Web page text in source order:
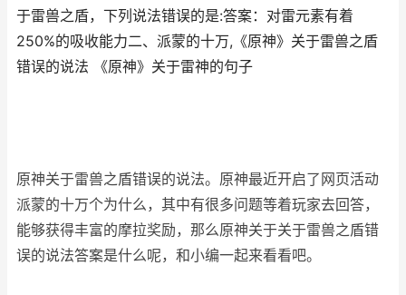
于雷兽之盾，下列说法错误的是:答案：对雷元素有着
250%的吸收能力二、派蒙的十万,《原神》关于雷兽之盾
错误的说法 《原神》关于雷神的句子
原神关于雷兽之盾错误的说法。原神最近开启了网页活动
派蒙的十万个为什么，其中有很多问题等着玩家去回答，
能够获得丰富的摩拉奖励，那么原神关于关于雷兽之盾错
误的说法答案是什么呢，和小编一起来看看吧。